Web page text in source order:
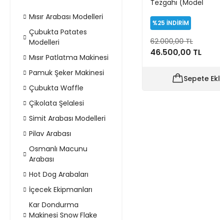
Mısır Arabası Modelleri
Çubukta Patates
Modelleri
Mısır Patlatma Makinesi
Pamuk Şeker Makinesi
Çubukta Waffle
Çikolata Şelalesi
Simit Arabası Modelleri
Pilav Arabası
Osmanlı Macunu
Arabası
Hot Dog Arabaları
İçecek Ekipmanları
Kar Dondurma
Makinesi Snow Flake
Tezgahı (Model
%25 İNDİRİM
62.000,00 TL
46.500,00 TL
Sepete